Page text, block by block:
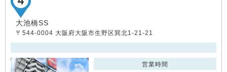
大池橋SS
〒544-0004 大阪府大阪市生野区巽北1-21-21
営業時間